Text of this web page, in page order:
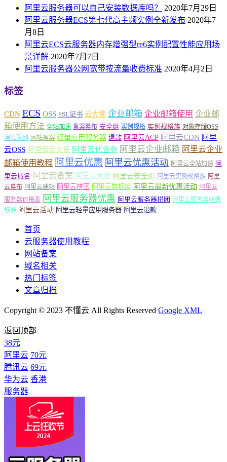
阿里云服务器可以自己安装数据库吗？
2020年7月29日
阿里云服务器ECS第七代高主频实例全新发布 2020年7
月8日
阿里云ECS云服务器内存增强型re6实例配置性能应用场
景详解 2020年7月7日
阿里云服务器公网宽带按流量收费标准 2020年4月2日
标签
CDN ECS OSS SSL证书 云大使 企业邮箱 企业邮箱使用 企业邮
箱使用方法 全站加速 备案幕布 安全组 实例规格 实例规格族 对象存储OSS
消息队列
网站备案 轻量应用服务器 退款 阿里云ACP 阿里云CDN 阿里
云OSS 阿里云云大使 阿里云代金券 阿里云企业邮箱 阿里云企业
邮箱使用教程 阿里云优惠 阿里云优惠活动 阿里云全站加速 阿
里云域名 阿里云备案 阿里云大使 阿里云安全组 阿里云实例规格族 阿里
云幕布 阿里云建站 阿里云拼团 阿里云数据库 阿里云最新优惠活动 阿里云
服务器价格表 阿里云服务器优惠 阿里云服务器拼团 阿里云服务器收费
标准 阿里云活动 阿里云轻量应用服务器 阿里云退款
首页
云服务器使用教程
网站备案
域名相关
热门标签
文章归档
Copyright © 2023 不懂云 All Rights Reserved Google XML
返回顶部
38元
阿里云 70元
腾讯云 69元
华为云 香港
服务器